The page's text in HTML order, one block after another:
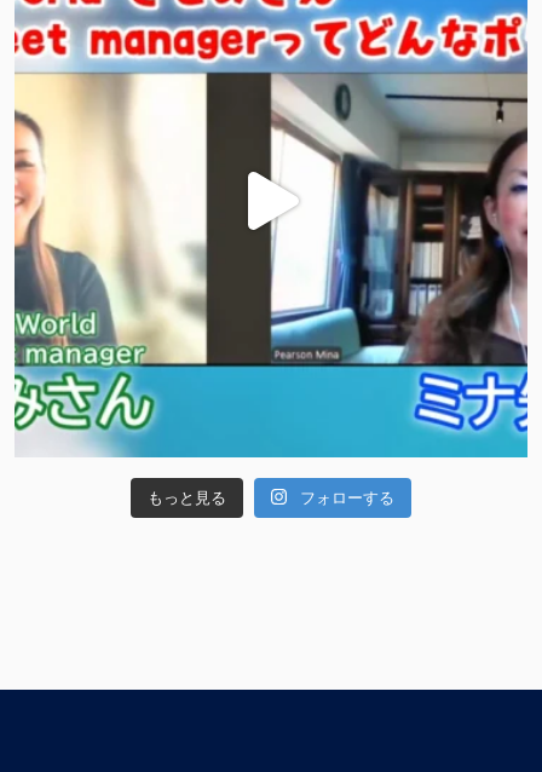
もっと見る フォローする